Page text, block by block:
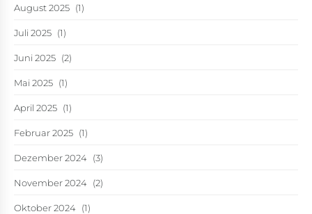
August 2025 (1)
Juli 2025 (1)
Juni 2025 (2)
Mai 2025 (1)
April 2025 (1)
Februar 2025 (1)
Dezember 2024 (3)
November 2024 (2)
Oktober 2024 (1)